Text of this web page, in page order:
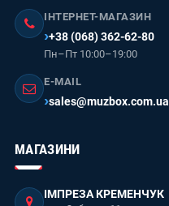
ІНТЕРНЕТ-МАГАЗИН
+38 (068) 362-62-80
Пн–Пт 10:00–19:00
E-MAIL
sales@muzbox.com.ua
МАГАЗИНИ
ІМПРЕЗА КРЕМЕНЧУК